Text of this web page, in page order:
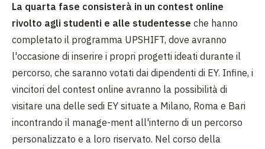
La quarta fase consisterà in un contest online
rivolto agli studenti e alle studentesse che hanno
completato il programma UPSHIFT, dove avranno
l'occasione di inserire i propri progetti ideati durante il
percorso, che saranno votati dai dipendenti di EY. Infine, i
vincitori del contest online avranno la possibilità di
visitare una delle sedi EY situate a Milano, Roma e Bari
incontrando il manage-ment all'interno di un percorso
personalizzato e a loro riservato. Nel corso della